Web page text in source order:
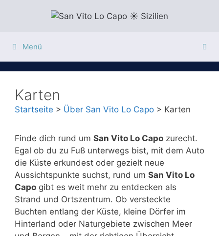
Menü
Karten
Startseite > Über San Vito Lo Capo > Karten
Finde dich rund um San Vito Lo Capo zurecht.
Egal ob du zu Fuß unterwegs bist, mit dem Auto
die Küste erkundest oder gezielt neue
Aussichtspunkte suchst, rund um San Vito Lo
Capo gibt es weit mehr zu entdecken als
Strand und Ortszentrum. Ob versteckte
Buchten entlang der Küste, kleine Dörfer im
Hinterland oder Naturgebiete zwischen Meer